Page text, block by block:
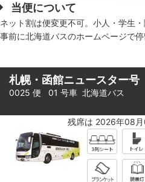
当便について
ネット割は便変更不可。小人・学生
事前に北海道バスのホームページで
札幌・函館ニュースター号
0025 便 01 号車 北海道バス
残席は 2026年08月